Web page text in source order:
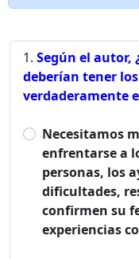
Según el autor,
deberían tener
verdaderamente
Necesitamos
enfrentarse a
personas, los
dificultades,
confirmen su
experiencias